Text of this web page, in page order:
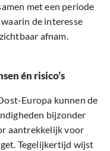
met een periode
de interesse
afnam.
én risico’s
Europa kunnen de
bijzonder
aantrekkelijk voor
Tegelijkertijd wijst